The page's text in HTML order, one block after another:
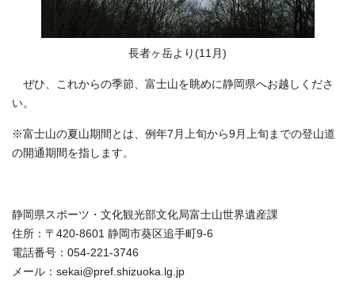
長者ヶ岳より(11月)
ぜひ、これからの季節、富士山を眺めに静岡県へお越しくださ
い。
※富士山の夏山期間とは、例年7月上旬から9月上旬までの登山道
の開通期間を指します。
静岡県スポーツ・文化観光部文化局富士山世界遺産課
住所：〒420-8601 静岡市葵区追手町9-6
電話番号：054-221-3746
メール：sekai@pref.shizuoka.lg.jp